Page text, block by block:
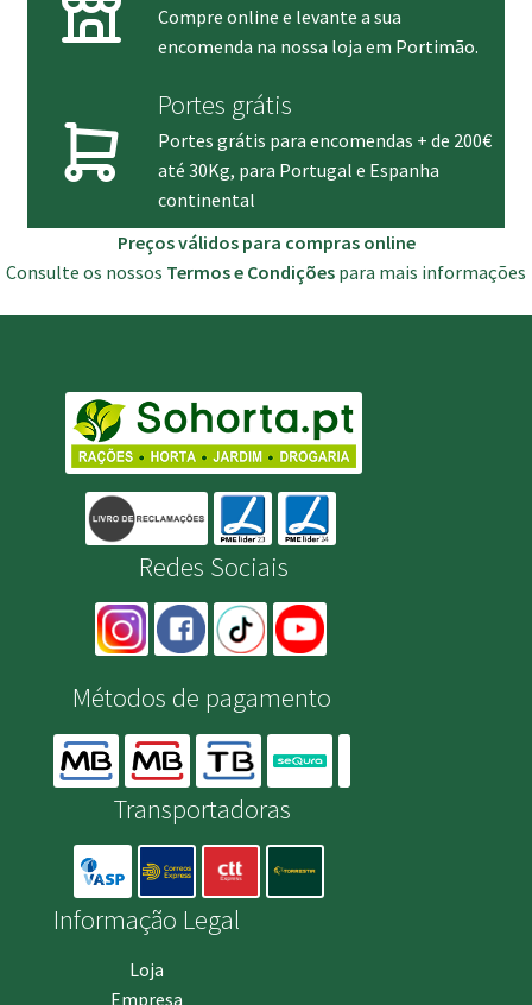
Compre online e levante a sua
encomenda na nossa loja em Portimão.
Portes grátis
Portes grátis para encomendas + de 200€
até 30Kg, para Portugal e Espanha
continental
Preços válidos para compras online
Consulte os nossos Termos e Condições para mais informações
Redes Sociais
Métodos de pagamento
Transportadoras
Informação Legal
Loja
Empresa